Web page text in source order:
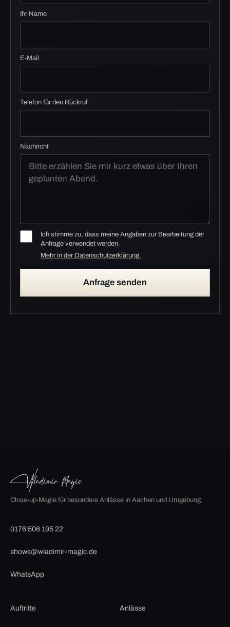
Ihr Name
E-Mail
Telefon für den Rückruf
Nachricht
Ich stimme zu, dass meine Angaben zur Bearbeitung der
Anfrage verwendet werden.
Mehr in der Datenschutzerklärung.
Anfrage senden
Close-up-Magie für besondere Anlässe in Aachen und Umgebung.
0176 506 195 22
shows@wladimir-magic.de
WhatsApp
Auftritte Anlässe